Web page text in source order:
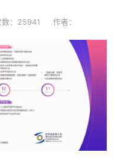
数：25941 作者：